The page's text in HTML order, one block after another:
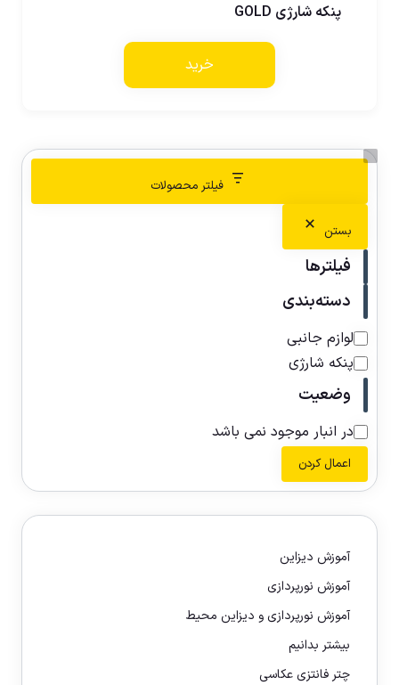
پنکه شارژی GOLD
خرید
فیلتر محصولات
بستن
فیلترها
دسته‌بندی
لوازم جانبی
پنکه شارژی
وضعیت
در انبار موجود نمی باشد
اعمال کردن
آموزش دیزاین
آموزش نورپردازی
آموزش نورپردازی و دیزاین محیط
بیشتر بدانیم
چتر فانتزی عکاسی